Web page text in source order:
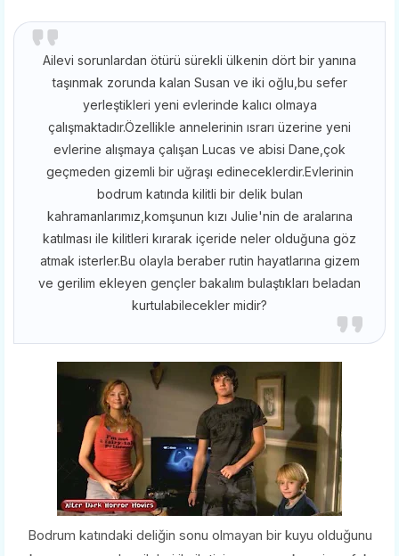
Ailevi sorunlardan ötürü sürekli ülkenin dört bir yanına
taşınmak zorunda kalan Susan ve iki oğlu,bu sefer
yerleştikleri yeni evlerinde kalıcı olmaya
çalışmaktadır.Özellikle annelerinin ısrarı üzerine yeni
evlerine alışmaya çalışan Lucas ve abisi Dane,çok
geçmeden gizemli bir uğraşı edineceklerdir.Evlerinin
bodrum katında kilitli bir delik bulan
kahramanlarımız,komşunun kızı Julie'nin de aralarına
katılması ile kilitleri kırarak içeride neler olduğuna göz
atmak isterler.Bu olayla beraber rutin hayatlarına gizem
ve gerilim ekleyen gençler bakalım bulaştıkları beladan
kurtulabilecekler midir?
Bodrum katındaki deliğin sonu olmayan bir kuyu olduğunu